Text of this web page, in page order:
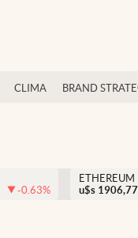
CLIMA BRAND
-0.63%
ETHEREUM
u$s 1906,77